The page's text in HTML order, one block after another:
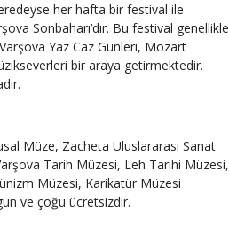
her hafta bir festival ile
Sonbaharı’dır. Bu festival genellikle
Yaz Caz Günleri, Mozart
bir araya getirmektedir.
Müze, Zacheta Uluslararası Sanat
Tarih Müzesi, Leh Tarihi Müzesi,
Müzesi, Karikatür Müzesi
ve çoğu ücretsizdir.